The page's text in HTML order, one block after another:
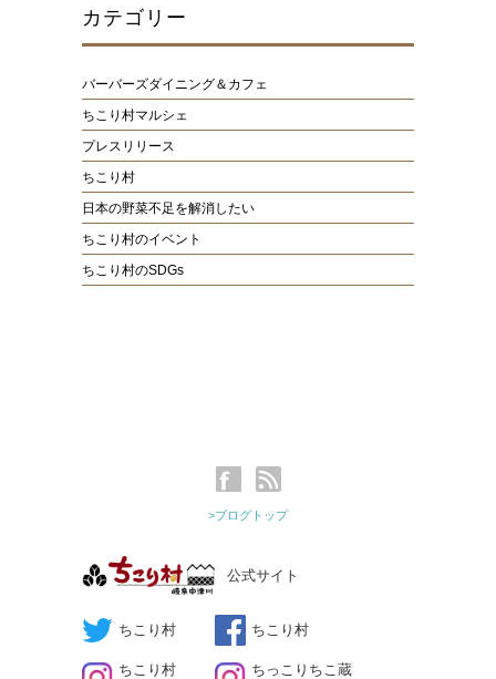
カテゴリー
バーバーズダイニング＆カフェ
ちこり村マルシェ
プレスリリース
ちこり村
日本の野菜不足を解消したい
ちこり村のイベント
ちこり村のSDGs
>ブログトップ
公式サイト
ちこり村 ちこり村
ちこり村 ちっこりちこ蔵